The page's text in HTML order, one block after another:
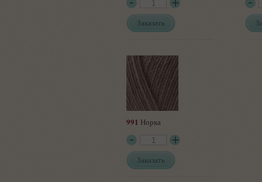
Заказать
991 Норка
Заказать